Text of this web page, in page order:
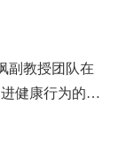
副教授团队在
健康行为的干